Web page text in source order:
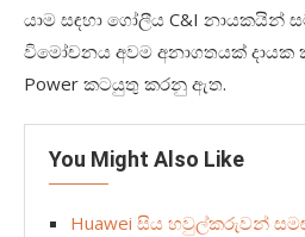
යාම සඳහා ගෝලීය C&I නායකයින්
විමෝචනය අවම අනාගතයක් දායක
Power කටයුතු කරනු ඇත.
You Might Also Like
Huawei සිය හවුල්කරුවන්